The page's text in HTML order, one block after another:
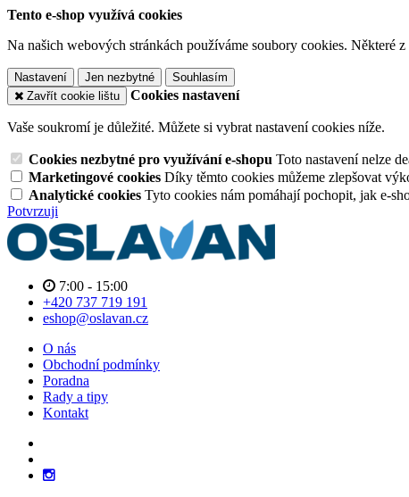
Tento e-shop využívá cookies
Na našich webových stránkách používáme soubory cookies. Některé
Nastavení Jen nezbytné
Souhlasím
Zavřít cookie lištu
Cookies nastavení
Vaše soukromí je důležité. Můžete si vybrat nastavení cookies níže.
Cookies nezbytné pro využívání e-shopu Toto nastavení nelze
Marketingové cookies Díky těmto cookies můžeme zlepšovat
Analytické cookies Tyto cookies nám pomáhají pochopit, jak e-
Potvrzuji
7:00 - 15:00
+420 737 719 191
eshop@oslavan.cz
O nás
Obchodní podmínky
Poradna
Rady a tipy
Kontakt